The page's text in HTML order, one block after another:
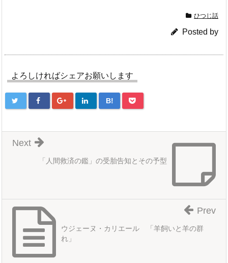
ひつじ話
Posted by
よろしければシェアお願いします
B!
「人間救済の鑑」の受胎告知とその予型
Next
ウジェーヌ・カリエール 「羊飼いと羊の群
れ」
Prev